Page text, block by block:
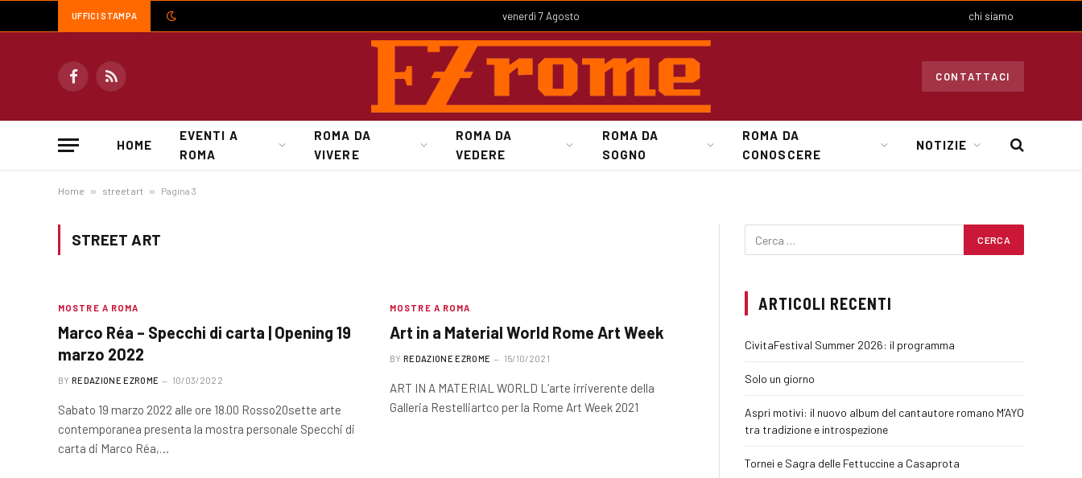
UFFICI STAMPA venerdì 7 Agosto chi siamo
FacebookRSS
CONTATTACI
HOME
EVENTI A
ROMA
ROMA DA
VIVERE
ROMA DA
VEDERE
ROMA DA
SOGNO
ROMA DA
CONOSCERE
NOTIZIE
Home » street art » Pagina 3
STREET ART
MOSTRE A ROMA
Marco Réa – Specchi di carta | Opening 19
marzo 2022
BY REDAZIONE EZROME 10/03/2022
Sabato 19 marzo 2022 alle ore 18.00 Rosso20sette arte
contemporanea presenta la mostra personale Specchi di
carta di Marco Réa,…
MOSTRE A ROMA
Art in a Material World Rome Art Week
BY REDAZIONE EZROME 15/10/2021
ART IN A MATERIAL WORLD L’arte irriverente della
Galleria Restelliartco per la Rome Art Week 2021
ARTICOLI RECENTI
CivitaFestival Summer 2026: il programma
Solo un giorno
Aspri motivi: il nuovo album del cantautore romano M’AYO
tra tradizione e introspezione
Tornei e Sagra delle Fettuccine a Casaprota